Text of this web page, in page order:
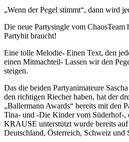
„Wenn der Pegel stimmt“, dann wird
Die neue Partysingle vom ChaosTeam
Partyhit braucht!
Eine tolle Melodie- Einen Text, den
einen Mitmachteil- Lassen wir den
steigen.
Das die beiden Partyanimateure
den richtigen Riecher haben, hat der
„Ballermann Awards“ bereits mit den
Tina- und -Die Kinder vom Süderhof-
KRAUSE unterstützt wurde bereits
Deutschland, Österreich, Schweiz und